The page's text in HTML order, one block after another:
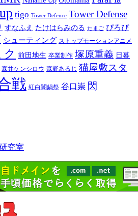
tigo Tower Defence Tower Defense
すなふえ たけはらみのる たまご ぴろぴ
シューティング ストップモーションアニメ
ク 前田地生 卒業制作 塚原重義 日暮
森井ケンシロウ 森野あるじ 猫屋敷スタ
戦 紅白闇鍋祭 谷口崇 閃
究室